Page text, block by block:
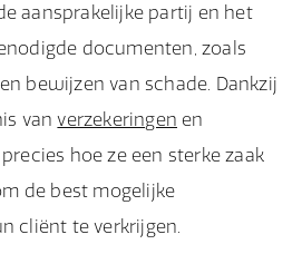
aansprakelijke partij en het
documenten, zoals
bewijzen van schade. Dankzij
vanverzekeringen en
hoe ze een sterke zaak
de best mogelijke
cliënt te verkrijgen.